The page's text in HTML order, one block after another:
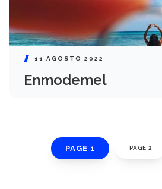
11 AGOSTO 2022
Enmodemel
PAGE 1 PAGE 2